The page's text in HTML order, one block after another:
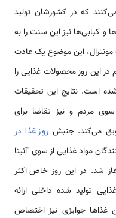
که در کشورشان تولید
و کبابی‌ها نیز این سنت را به
مونترال، این موضوع یک عادت
درصد از مردم در این روز محصولات غذایی را
است. نتایج این تحقیقات
مردم و نیز تقاضا برای
می‌کند. جنبش روز غذا در
مواد غذایی از سوی "آنیتا
شد. در این روز خاص اکثر
تولید شده داخلی ارائه
غذاها جوایزی نیز اختصاص